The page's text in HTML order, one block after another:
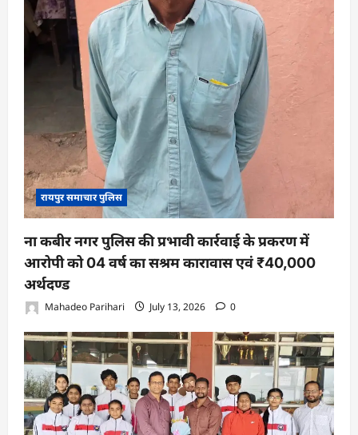
रायपुर समाचार पुलिस
ना कबीर नगर पुलिस की प्रभावी कार्रवाई के प्रकरण में
आरोपी को 04 वर्ष का सश्रम कारावास एवं ₹40,000
अर्थदण्ड
Mahadeo Parihari July 13, 2026 0